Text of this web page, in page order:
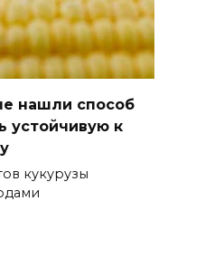
нашли способ
устойчивую к
кукурузы